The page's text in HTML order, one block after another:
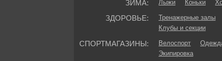
ЗИМА: Лыжи Коньки
ЗДОРОВЬЕ:
Тренажерные залы
Клубы и секции
СПОРТМАГАЗИНЫ: Велоспорт
Экипировка